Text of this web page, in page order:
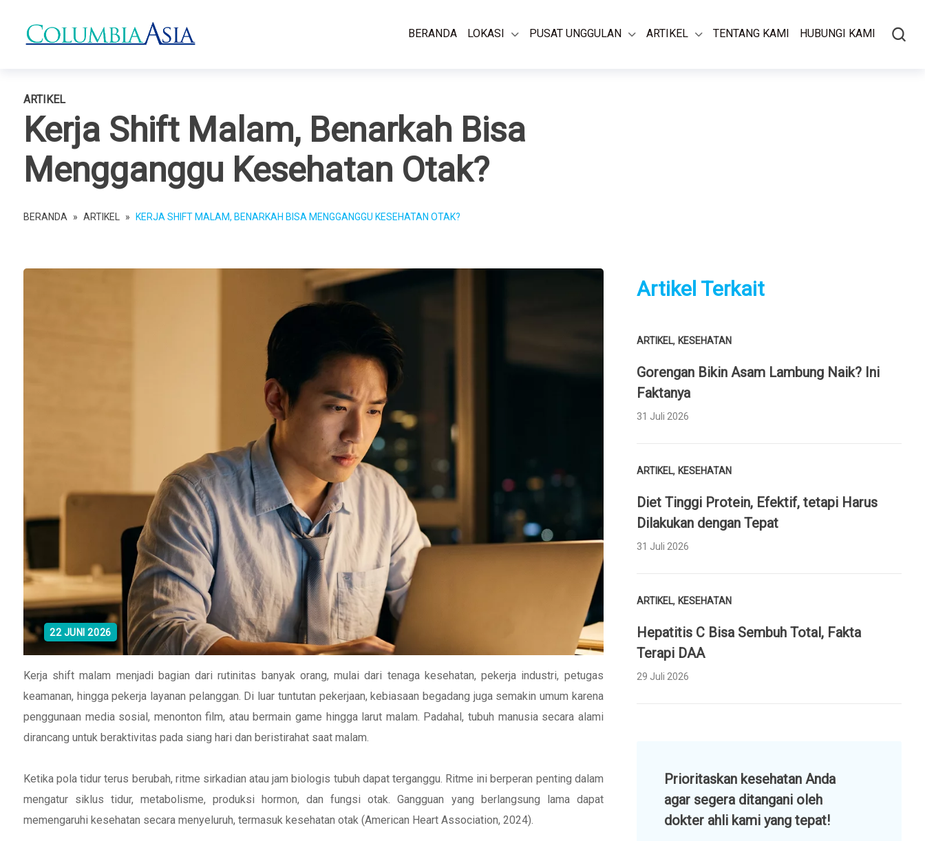
BERANDA LOKASI PUSAT UNGGULAN ARTIKEL TENTANG KAMI HUBUNGI KAMI
ARTIKEL
Kerja Shift Malam, Benarkah Bisa
Mengganggu Kesehatan Otak?
BERANDA » ARTIKEL » KERJA SHIFT MALAM, BENARKAH BISA MENGGANGGU KESEHATAN OTAK?
22 JUNI 2026
Kerja shift malam menjadi bagian dari rutinitas banyak orang, mulai dari tenaga kesehatan, pekerja industri, petugas
keamanan, hingga pekerja layanan pelanggan. Di luar tuntutan pekerjaan, kebiasaan begadang juga semakin umum karena
penggunaan media sosial, menonton film, atau bermain game hingga larut malam. Padahal, tubuh manusia secara alami
dirancang untuk beraktivitas pada siang hari dan beristirahat saat malam.
Ketika pola tidur terus berubah, ritme sirkadian atau jam biologis tubuh dapat terganggu. Ritme ini berperan penting dalam
mengatur siklus tidur, metabolisme, produksi hormon, dan fungsi otak. Gangguan yang berlangsung lama dapat
memengaruhi kesehatan secara menyeluruh, termasuk kesehatan otak (American Heart Association, 2024).
Artikel Terkait
ARTIKEL, KESEHATAN
Gorengan Bikin Asam Lambung Naik? Ini
Faktanya
31 Juli 2026
ARTIKEL, KESEHATAN
Diet Tinggi Protein, Efektif, tetapi Harus
Dilakukan dengan Tepat
31 Juli 2026
ARTIKEL, KESEHATAN
Hepatitis C Bisa Sembuh Total, Fakta
Terapi DAA
29 Juli 2026
Prioritaskan kesehatan Anda
agar segera ditangani oleh
dokter ahli kami yang tepat!